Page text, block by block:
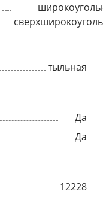
тыльная
Да
Да
12228